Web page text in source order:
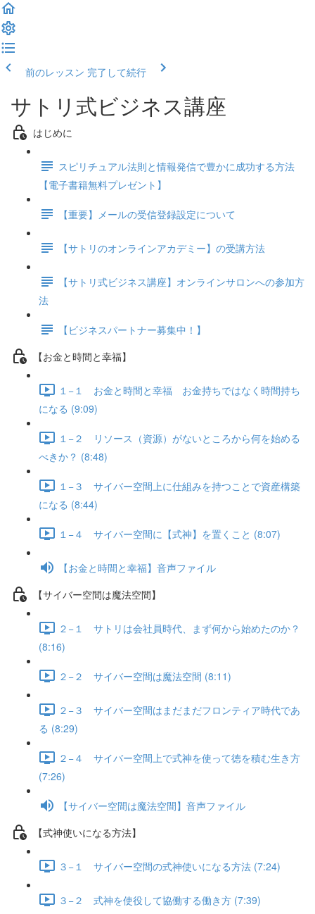
前のレッスン 完了して続行
サトリ式ビジネス講座
はじめに
スピリチュアル法則と情報発信で豊かに成功する方法
【電子書籍無料プレゼント】
【重要】メールの受信登録設定について
【サトリのオンラインアカデミー】の受講方法
【サトリ式ビジネス講座】オンラインサロンへの参加方
法
【ビジネスパートナー募集中！】
【お金と時間と幸福】
１−１ お金と時間と幸福 お金持ちではなく時間持ち
になる (9:09)
１−２ リソース（資源）がないところから何を始める
べきか？ (8:48)
１−３ サイバー空間上に仕組みを持つことで資産構築
になる (8:44)
１−４ サイバー空間に【式神】を置くこと (8:07)
【お金と時間と幸福】音声ファイル
【サイバー空間は魔法空間】
２−１ サトリは会社員時代、まず何から始めたのか？
(8:16)
２−２ サイバー空間は魔法空間 (8:11)
２−３ サイバー空間はまだまだフロンティア時代であ
る (8:29)
２−４ サイバー空間上で式神を使って徳を積む生き方
(7:26)
【サイバー空間は魔法空間】音声ファイル
【式神使いになる方法】
３−１ サイバー空間の式神使いになる方法 (7:24)
３−２ 式神を使役して協働する働き方 (7:39)